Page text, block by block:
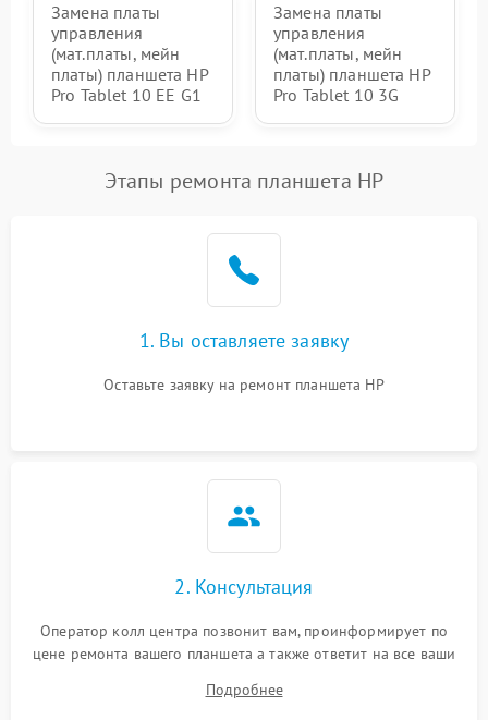
Замена платы
управления
(мат.платы, мейн
платы) планшета HP
Pro Tablet 10 EE G1
Замена платы
управления
(мат.платы, мейн
платы) планшета HP
Pro Tablet 10 3G
Этапы ремонта планшета HP
1. Вы оставляете заявку
Оставьте заявку на ремонт планшета HP
2. Консультация
Оператор колл центра позвонит вам, проинформирует по
цене ремонта вашего планшета а также ответит на все ваши
Подробнее